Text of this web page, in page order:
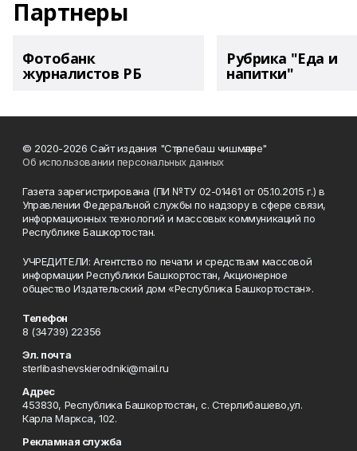
Партнеры
Фотобанк
журналистов РБ
Рубрика "Еда и
напитки"
© 2020-2026 Сайт издания "Стәрлебаш чишмәләре"
Об использовании персональных данных
Газета зарегистрирована (ПИ №ТУ 02-01461 от 05.10.2015 г.) в
Управлении Федеральной службы по надзору в сфере связи,
информационных технологий и массовых коммуникаций по
Республике Башкортостан.
УЧРЕДИТЕЛИ: Агентство по печати и средствам массовой
информации Республики Башкортостан, Акционерное
общество Издательский дом «Республика Башкортостан».
Телефон
8 (34739) 22356
Эл. почта
sterlibashevskierodniki@mail.ru
Адрес
453830, Республика Башкортостан, c. Стерлибашево,ул.
Карла Маркса, 102.
Рекламная служба